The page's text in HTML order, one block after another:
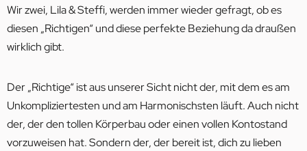
Wir zwei, Lila & Steffi, werden immer wieder gefragt, ob es
diesen „Richtigen“ und diese perfekte Beziehung da draußen
wirklich gibt.
Der „Richtige“ ist aus unserer Sicht nicht der, mit dem es am
Unkompliziertesten und am Harmonischsten läuft. Auch nicht
der, der den tollen Körperbau oder einen vollen Kontostand
vorzuweisen hat. Sondern der, der bereit ist, dich zu lieben